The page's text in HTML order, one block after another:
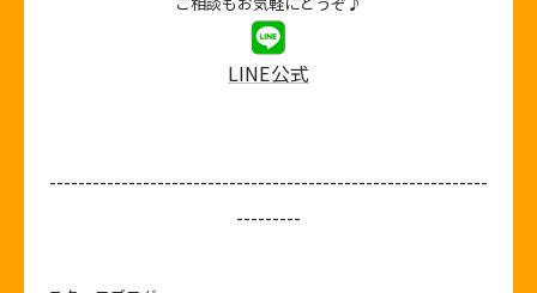
LINE公式
-------------------------------------------------------------
---------